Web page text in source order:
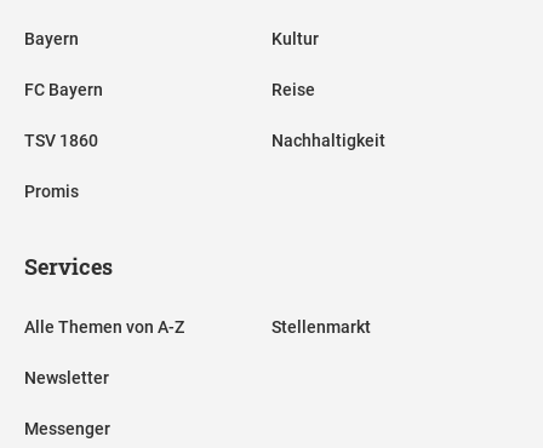
Bayern
FC Bayern
TSV 1860
Promis
Kultur
Reise
Nachhaltigkeit
Services
Alle Themen von A-Z
Newsletter
Messenger
Stellenmarkt